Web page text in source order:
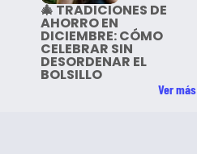
🎄 TRADICIONES DE
AHORRO EN
DICIEMBRE: CÓMO
CELEBRAR SIN
DESORDENAR EL
BOLSILLO
Ver más